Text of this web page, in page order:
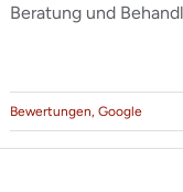
Beratung und
Bewertungen, Google